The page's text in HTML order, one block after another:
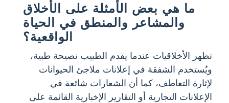
ما هي بعض الأمثلة على الأخلاق
والمشاعر والمنطق في الحياة
الواقعية؟
تظهر الأخلاقيات عندما يقدم الطبيب نصيحة طبية،
ويُستخدم الشفقة في إعلانات ملاجئ الحيوانات
لإثارة التعاطف، كما أن الشعارات شائعة في
الإعلانات التجارية أو التقارير الإخبارية القائمة على